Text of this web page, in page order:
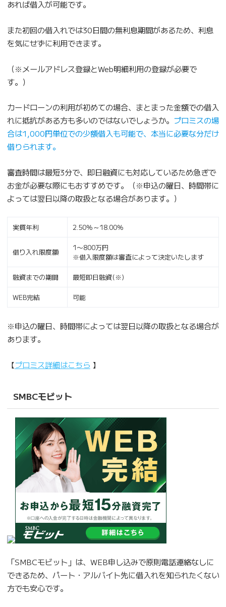
あれば借入が可能です。
また初回の借入れでは30日間の無利息期間があるため、利息
を気にせずに利用できます。
（※メールアドレス登録とWeb明細利用の登録が必要で
す。）
カードローンの利用が初めての場合、まとまった金額での借入
れに抵抗がある方も多いのではないでしょうか。 プロミスの場
合は1,000円単位での少額借入も可能で、本当に必要な分だけ
借りられます。
審査時間は最短3分で、即日融資にも対応しているため急ぎで
お金が必要な際にもおすすめです。（※申込の曜日、時間帯に
よっては翌日以降の取扱となる場合があります。）
実質年利 2.50％～18.00％
借り入れ限度額
1〜800万円
※借入限度額は審査によって決定いたします
融資までの期間 最短即日融資(※)
WEB完結 可能
※申込の曜日、時間帯によっては翌日以降の取扱となる場合が
あります。
【プロミス詳細はこちら 】
SMBCモビット
「SMBCモビット」は、WEB申し込みで原則電話連絡なしに
できるため、パート・アルバイト先に借入れを知られたくない
方でも安心です。